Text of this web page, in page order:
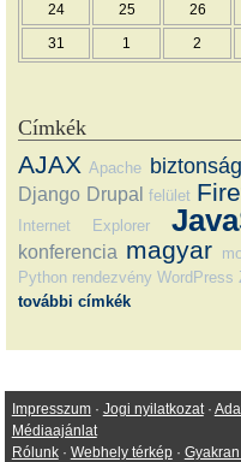
24 25 26
31 1 2
Címkék
AJAX Apache biztonság
Django Drupal felület
Internet Explorer
konferencia magyar
Python rendezvény WordPress
további címkék
Impresszum· Jogi nyilatkozat·
Médiaajánlat
Rólunk· Webhely térkép·